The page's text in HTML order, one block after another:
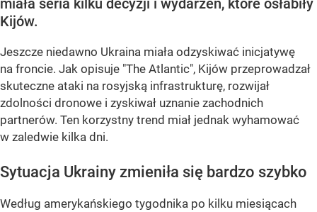
miała seria kilku decyzji i wydarzeń, które osłabiły
Kijów.
Jeszcze niedawno Ukraina miała odzyskiwać inicjatywę
na froncie. Jak opisuje "The Atlantic", Kijów przeprowadzał
skuteczne ataki na rosyjską infrastrukturę, rozwijał
zdolności dronowe i zyskiwał uznanie zachodnich
partnerów. Ten korzystny trend miał jednak wyhamować
w zaledwie kilka dni.
Sytuacja Ukrainy zmieniła się bardzo szybko
Według amerykańskiego tygodnika po kilku miesiącach